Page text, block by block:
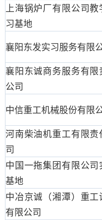
上海锅炉厂有限公司教
习基地
襄阳东发实习服务有限
襄阳东诚商务服务有限
公司
中信重工机械股份有限
河南柴油机重工有限责
司
中国一拖集团有限公司
基地
中冶京诚（湘潭）重工
有限公司